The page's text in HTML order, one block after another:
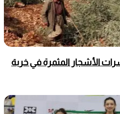
الأشجار المثمرة في خربة